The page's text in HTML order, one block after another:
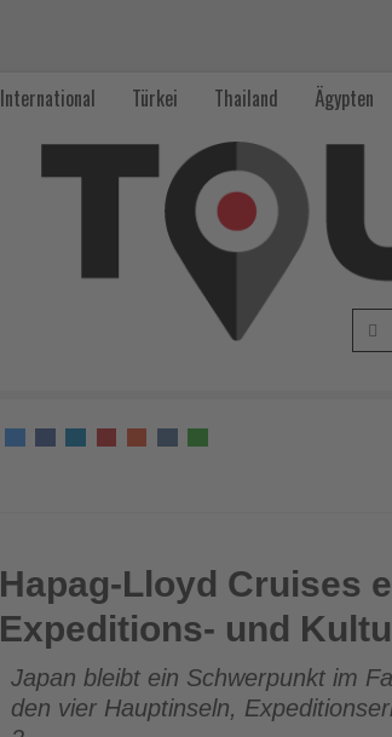
International Türkei Thailand Ägypten
Hapag-Lloyd Cruises erweitert Japan-
Hapag-Lloyd Cruises
Expeditions- und
Japan bleibt ein Schwerpunkt im
den vier Hauptinseln,